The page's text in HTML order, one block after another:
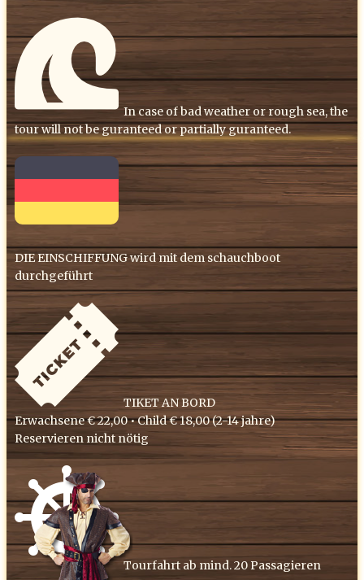
​In case of bad weather or rough sea, the
tour will not be guranteed or partially guranteed.
DIE EINSCHIFFUNG wird mit dem schauchboot
durchgeführt
​TIKET AN BORD
Erwachsene € 22,00 • ​Child € 18,00 (​2-14 jahre)
Reservieren nicht nötig
​Tourfahrt ab mind. 20 Passagieren